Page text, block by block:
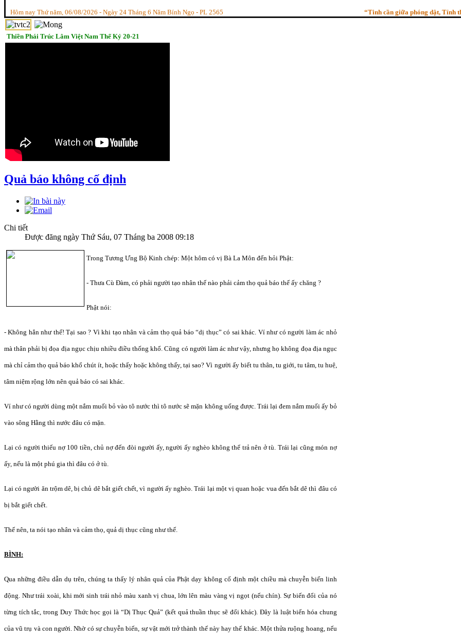
Hôm nay Thứ năm, 06/08/2026 - Ngày 24 Tháng 6 Năm Bính Ngọ - PL 2565 “Tinh cần giữa phóng dật, Tỉnh thức
Thiền Phái Trúc Lâm Việt Nam Thế Kỷ 20-21
Quả báo không cố định
Chi tiết
Được đăng ngày Thứ Sáu, 07 Tháng ba 2008 09:18
Trong Tương Ưng Bộ Kinh chép: Một hôm có vị Bà La Môn đến hỏi Phật:
- Thưa Cù Đàm, có phải người tạo nhân thế nào phải cảm thọ quả báo thế ấy chăng ?
Phật nói:
- Không hẳn như thế! Tại sao ? Vì khi tạo nhân và cảm thọ quả báo “dị thục” có sai khác. Ví như có người làm ác nhỏ
mà thân phải bị đọa địa ngục chịu nhiều điều thống khổ. Cũng có người làm ác như vậy, nhưng họ không đọa địa ngục
mà chỉ cảm thọ quả báo khổ chút ít, hoặc thấy hoặc không thấy, tại sao? Vì người ấy biết tu thân, tu giới, tu tâm, tu huệ,
tâm niệm rộng lớn nên quả báo có sai khác.
Ví như có người dùng một nắm muối bỏ vào tô nước thì tô nước sẽ mặn không uống được. Trái lại đem nắm muối ấy bỏ
vào sông Hằng thì nước đâu có mặn.
Lại có người thiếu nợ 100 tiền, chủ nợ đến đòi người ấy, người ấy nghèo không thể trả nên ở tù. Trái lại cũng món nợ
ấy, nếu là một phú gia thì đâu có ở tù.
Lại có người ăn trộm dê, bị chủ dê bắt giết chết, vì người ấy nghèo. Trái lại một vị quan hoặc vua đến bắt dê thì đâu có
bị bắt giết chết.
Thế nên, ta nói tạo nhân và cảm thọ, quả dị thục cũng như thế.
BÌNH:
Qua những điều dẫn dụ trên, chúng ta thấy lý nhân quả của Phật dạy không cố định một chiều mà chuyễn biến linh
động. Như trái xoài, khi mới sinh trái nhỏ màu xanh vị chua, lớn lên màu vàng vị ngọt (nếu chín). Sự biến đổi của nó
từng tích tắc, trong Duy Thức học gọi là “Dị Thục Quả” (kết quả thuần thục sẽ đổi khác). Đây là luật biến hóa chung
của vũ trụ và con người. Nhờ có sự chuyễn biến, sự vật mới trở thành thế này hay thế khác. Một thửa ruộng hoang, nếu